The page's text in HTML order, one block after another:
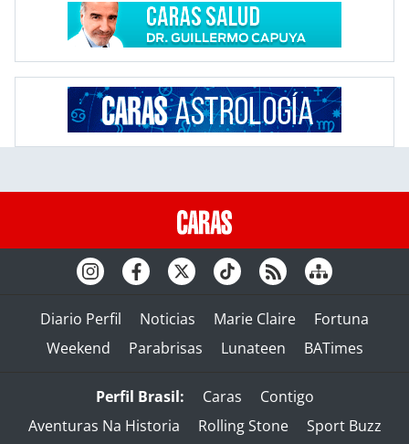
Diario Perfil Noticias Marie Claire
Fortuna
Weekend
Parabrisas Lunateen BATimes
Perfil Brasil: Caras
Contigo
Aventuras Na Historia
Rolling Stone Sport Buzz